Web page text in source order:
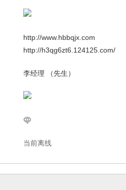
http://www.hbbqjx.com
http://h3qg6zt6.124125.com/
李经理 （先生）
当前离线